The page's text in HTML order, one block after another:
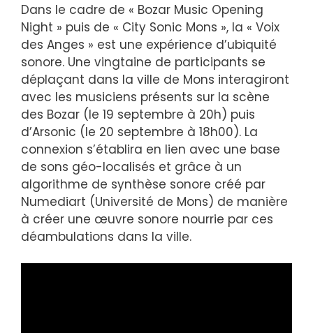
Dans le cadre de « Bozar Music Opening
Night » puis de « City Sonic Mons », la « Voix
des Anges » est une expérience d’ubiquité
sonore. Une vingtaine de participants se
déplaçant dans la ville de Mons interagiront
avec les musiciens présents sur la scène
des Bozar (le 19 septembre à 20h) puis
d’Arsonic (le 20 septembre à 18h00). La
connexion s’établira en lien avec une base
de sons géo-localisés et grâce à un
algorithme de synthèse sonore créé par
Numediart (Université de Mons) de manière
à créer une œuvre sonore nourrie par ces
déambulations dans la ville.